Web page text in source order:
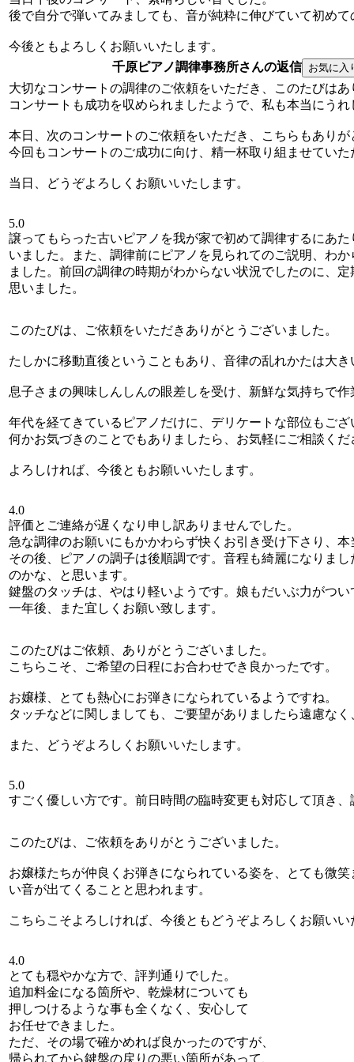
後で自分で弾いてみましても、音が純粋に伸びていて初め
今後ともよろしくお願いいたします。
千原ピアノ調律事務所さんの返信
大切なコンサートの調律のご依頼をいただき、このたびは
コンサートも成功を収められましたようで、私も本当にうれ
本日、次のコンサートのご依頼をいただき、こちらもあり
今回もコンサートのご成功に向け、精一杯取り組ませていた
当日、どうぞよろしくお願いいたします。
5.0
譲ってもらった古いピアノを我が家で初めて調律するにあ
いました。また、調律前にピアノを見られてのご説明、わ
ました。前回の調律の時期がわからない状況でしたのに、
思いました。
このたびは、ご依頼をいただきありがとうございました。
たしかに移動直後ということもあり、音律の乱れかたは大
息子さまの興味しんしんの眼差しを受け、新鮮な気持ちで
年代を経てきているピアノだけに、デリケートな部位もござ
何かお気づきのことでもありましたら、お気軽にご相談くだ
よろしければ、今後ともお願いいたします。
4.0
評価とご連絡が遅くなり申し訳ありませんでした。
急な調律のお願いにもかかわらず快くお引き受け下さり、
その後、ピアノの調子は後順調です。音程も綺麗になりま
のかな、と思います。
鍵盤のタッチは、やはり軽いようです。娘もだいぶ力がつ
一年後、また宜しくお願い致します。
このたびはご依頼、ありがとうございました。
こちらこそ、ご希望の日程にお合わせでき良かったです。
お嬢様、とても熱心にお弾きになられているようですね。
タッチなどに関しましても、ご要望がありましたら遠慮な
また、どうぞよろしくお願いいたします。
5.0
すごく優しい方です。前日時間の臨時変更も対応して頂き
このたびは、ご依頼をありがとうございました。
お嬢様たちが仲良くお弾きになられている姿を、とても微
い音が出てくることと思われます。
こちらこそよろしければ、今後ともどうぞよろしくお願いい
4.0
とても穏やかな方で、評判通りでした。
追加料金になる箇所や、乾燥材についても
押しつけるような事も全くなく、安心して
お任せできました。
ただ、その場で確かめれば良かったのですが、
帰られてから鍵盤の戻りの悪い箇所があって、